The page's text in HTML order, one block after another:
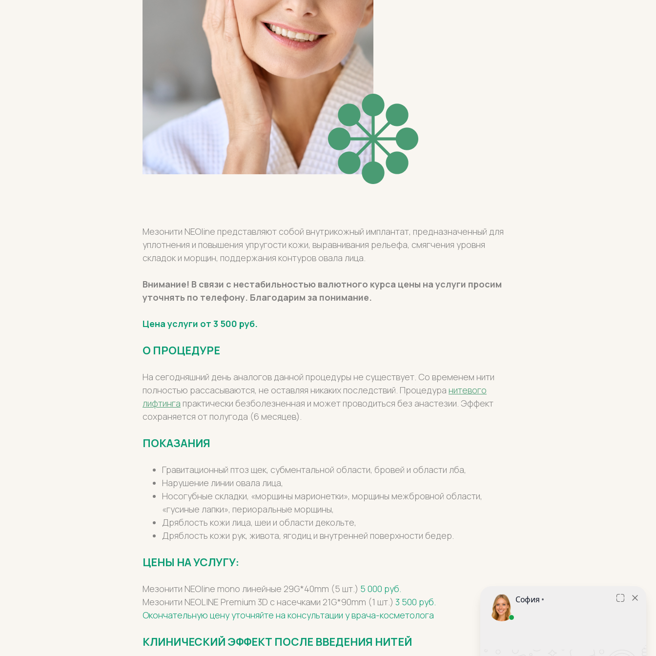
Мезонити NEOline представляют собой внутрикожный имплантат, предназначенный для
уплотнения и повышения упругости кожи, выравнивания рельефа, смягчения уровня
складок и морщин, поддержания контуров овала лица.
Внимание! В связи с нестабильностью валютного курса цены на услуги просим
уточнять по телефону. Благодарим за понимание.
Цена услуги от 3 500 руб.
О ПРОЦЕДУРЕ
На сегодняшний день аналогов данной процедуры не существует. Со временем нити
полностью рассасываются, не оставляя никаких последствий. Процедура нитевого
лифтинга практически безболезненная и может проводиться без анастезии. Эффект
сохраняется от полугода (6 месяцев).
ПОКАЗАНИЯ
Гравитационный птоз щек, субментальной области, бровей и области лба,
Нарушение линии овала лица,
Носогубные складки, «морщины марионетки», морщины межбровной области,
«гусиные лапки», периоральные морщины,
Дряблость кожи лица, шеи и области декольте,
Дряблость кожи рук, живота, ягодиц и внутренней поверхности бедер.
ЦЕНЫ НА УСЛУГУ:
Мезонити NEOline mono линейные 29G*40mm (5 шт.) 5 000 руб.
Мезонити NEOLINE Premium 3D с насечками 21G*90mm (1 шт.) 3 500 руб.
Окончательную цену уточняйте на консультации у врача-косметолога
КЛИНИЧЕСКИЙ ЭФФЕКТ ПОСЛЕ ВВЕДЕНИЯ НИТЕЙ